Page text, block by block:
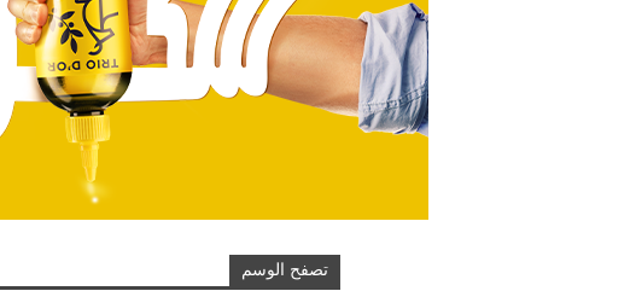
تصفح الوسم